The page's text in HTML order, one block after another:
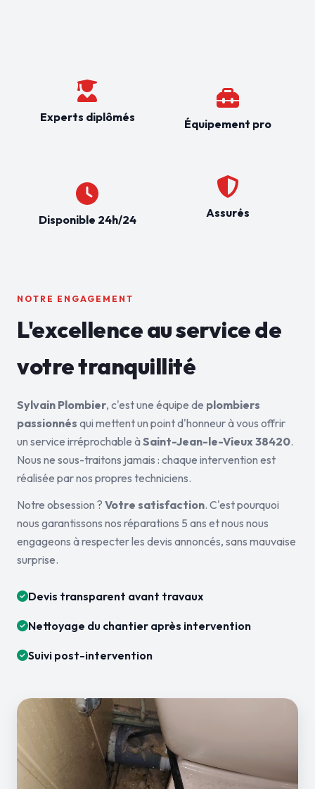
Experts diplômés
Disponible 24h/24
Équipement pro
Assurés
NOTRE ENGAGEMENT
L'excellence au service de
votre tranquillité
Sylvain Plombier, c'est une équipe de plombiers
passionnés qui mettent un point d'honneur à vous offrir
un service irréprochable àSaint-Jean-le-Vieux 38420.
Nous ne sous-traitons jamais : chaque intervention est
réalisée par nos propres techniciens.
Notre obsession ? Votre satisfaction. C'est pourquoi
nous garantissons nos réparations 5 ans et nous nous
engageons à respecter les devis annoncés, sans mauvaise
surprise.
Devis transparent avant travaux
Nettoyage du chantier après intervention
Suivi post-intervention